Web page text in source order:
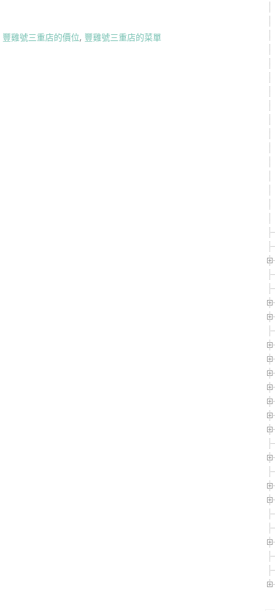
豐雞號三重店的價位, 豐雞號三重店的菜單